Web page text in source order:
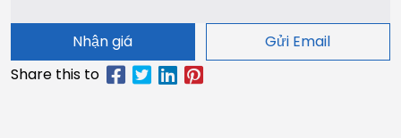
Nhận giá Gửi Email